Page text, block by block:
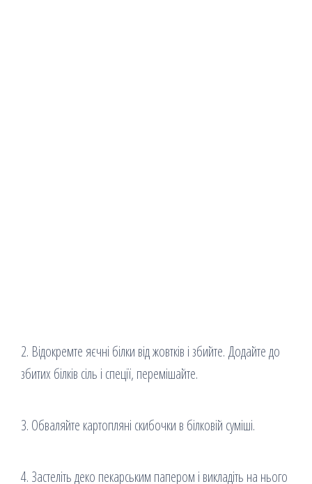
2. Відокремте яєчні білки від жовтків і збийте. Додайте до
збитих білків сіль і спеції, перемішайте.
3. Обваляйте картопляні скибочки в білковій суміші.
4. Застеліть деко пекарським папером і викладіть на нього